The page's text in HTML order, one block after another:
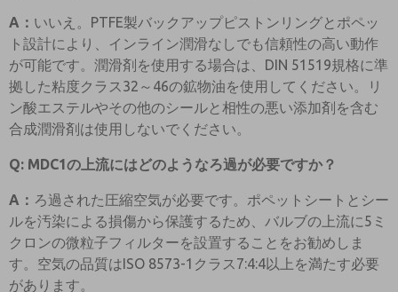
A： いいえ。PTFE製バックアップピストンリングとポペッ
ト設計により、インライン潤滑なしでも信頼性の高い動作
が可能です。潤滑剤を使用する場合は、DIN 51519規格に準
拠した粘度クラス32～46の鉱物油を使用してください。リ
ン酸エステルやその他のシールと相性の悪い添加剤を含む
合成潤滑剤は使用しないでください。
Q: MDC1の上流にはどのようなろ過が必要ですか？
A： ろ過された圧縮空気が必要です。ポペットシートとシー
ルを汚染による損傷から保護するため、バルブの上流に5ミ
クロンの微粒子フィルターを設置することをお勧めしま
す。空気の品質はISO 8573-1クラス7:4:4以上を満たす必要
があります。